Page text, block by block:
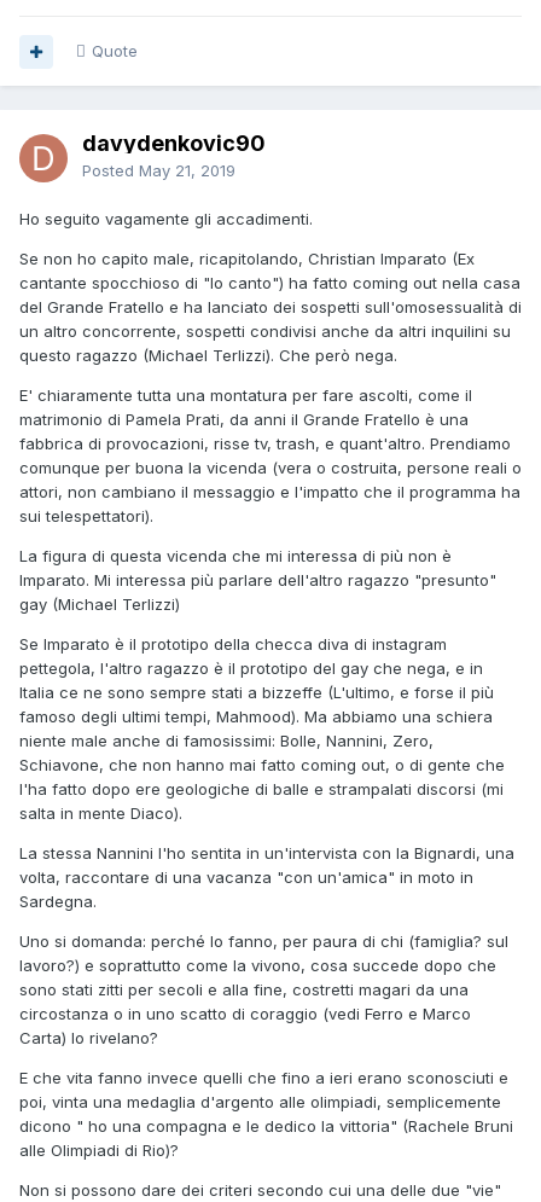
Quote
davydenkovic90
Posted May 21, 2019
Ho seguito vagamente gli accadimenti.
Se non ho capito male, ricapitolando, Christian Imparato (Ex
cantante spocchioso di "Io canto") ha fatto coming out nella casa
del Grande Fratello e ha lanciato dei sospetti sull'omosessualità di
un altro concorrente, sospetti condivisi anche da altri inquilini su
questo ragazzo (Michael Terlizzi). Che però nega.
E' chiaramente tutta una montatura per fare ascolti, come il
matrimonio di Pamela Prati, da anni il Grande Fratello è una
fabbrica di provocazioni, risse tv, trash, e quant'altro. Prendiamo
comunque per buona la vicenda (vera o costruita, persone reali o
attori, non cambiano il messaggio e l'impatto che il programma ha
sui telespettatori).
La figura di questa vicenda che mi interessa di più non è
Imparato. Mi interessa più parlare dell'altro ragazzo "presunto"
gay (Michael Terlizzi)
Se Imparato è il prototipo della checca diva di instagram
pettegola, l'altro ragazzo è il prototipo del gay che nega, e in
Italia ce ne sono sempre stati a bizzeffe (L'ultimo, e forse il più
famoso degli ultimi tempi, Mahmood). Ma abbiamo una schiera
niente male anche di famosissimi: Bolle, Nannini, Zero,
Schiavone, che non hanno mai fatto coming out, o di gente che
l'ha fatto dopo ere geologiche di balle e strampalati discorsi (mi
salta in mente Diaco).
La stessa Nannini l'ho sentita in un'intervista con la Bignardi, una
volta, raccontare di una vacanza "con un'amica" in moto in
Sardegna.
Uno si domanda: perché lo fanno, per paura di chi (famiglia? sul
lavoro?) e soprattutto come la vivono, cosa succede dopo che
sono stati zitti per secoli e alla fine, costretti magari da una
circostanza o in uno scatto di coraggio (vedi Ferro e Marco
Carta) lo rivelano?
E che vita fanno invece quelli che fino a ieri erano sconosciuti e
poi, vinta una medaglia d'argento alle olimpiadi, semplicemente
dicono " ho una compagna e le dedico la vittoria" (Rachele Bruni
alle Olimpiadi di Rio)?
Non si possono dare dei criteri secondo cui una delle due "vie"